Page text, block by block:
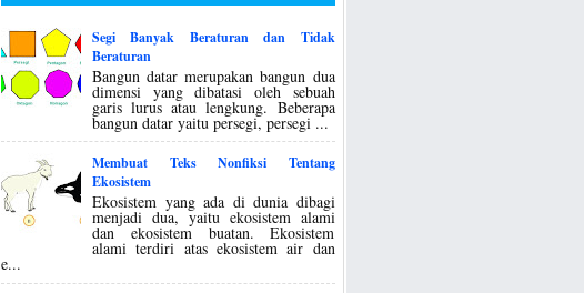
Segi Banyak Beraturan dan Tidak
Beraturan
Bangun datar merupakan bangun dua
dimensi yang dibatasi oleh sebuah
garis lurus atau lengkung. Beberapa
bangun datar yaitu persegi, persegi ...
Membuat Teks Nonfiksi Tentang
Ekosistem
Ekosistem yang ada di dunia dibagi
menjadi dua, yaitu ekosistem alami
dan ekosistem buatan. Ekosistem
alami terdiri atas ekosistem air dan
e...